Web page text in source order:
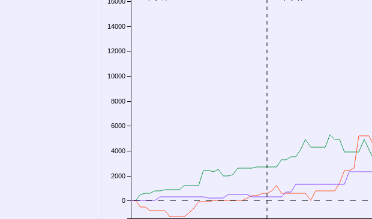
0
2000
4000
6000
8000
10000
12000
14000